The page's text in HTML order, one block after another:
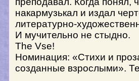
накармузькал и издал
литературно-
И мучительно не стыдно.
The Vse!
Номинация: «Стихи и
созданные взрослыми».